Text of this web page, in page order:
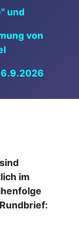
und
von
im